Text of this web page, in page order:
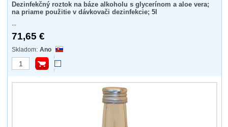
Dezinfekčný roztok na báze alkoholu s glycerínom a aloe vera;
na priame použitie v dávkovači dezinfekcie; 5l
...
71,65 €
Ano